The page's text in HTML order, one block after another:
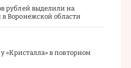
рублей выделили на
Воронежской области
«Кристалла» в повторном